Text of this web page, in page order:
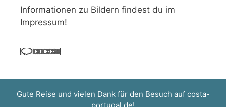
Informationen zu Bildern findest du im
Impressum!
Gute Reise und vielen Dank für den Besuch auf costa-
portugal.de!